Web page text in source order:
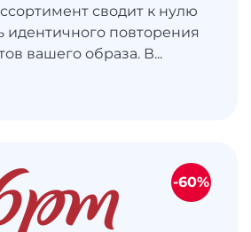
сводит к нулю
идентичного повторения
вашего образа. В...
-60%